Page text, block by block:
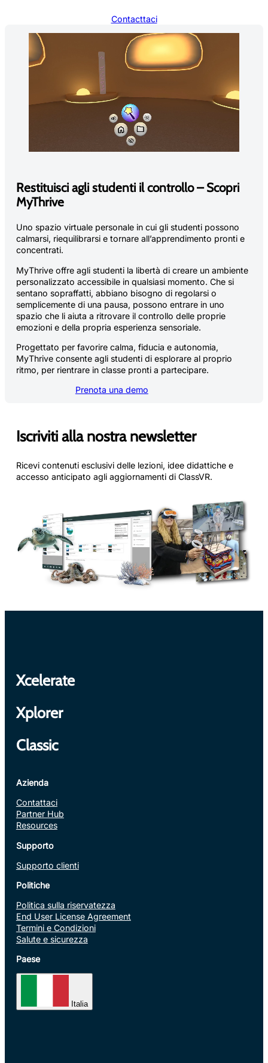
Contacttaci
Restituisci agli studenti il controllo – Scopri
MyThrive
Uno spazio virtuale personale in cui gli studenti possono
calmarsi, riequilibrarsi e tornare all’apprendimento pronti e
concentrati.
MyThrive offre agli studenti la libertà di creare un ambiente
personalizzato accessibile in qualsiasi momento. Che si
sentano sopraffatti, abbiano bisogno di regolarsi o
semplicemente di una pausa, possono entrare in uno
spazio che li aiuta a ritrovare il controllo delle proprie
emozioni e della propria esperienza sensoriale.
Progettato per favorire calma, fiducia e autonomia,
MyThrive consente agli studenti di esplorare al proprio
ritmo, per rientrare in classe pronti a partecipare.
Prenota una demo
Iscriviti alla nostra newsletter
Ricevi contenuti esclusivi delle lezioni, idee didattiche e
accesso anticipato agli aggiornamenti di ClassVR.
Xcelerate
Xplorer
Classic
Azienda
Contattaci
Partner Hub
Resources
Supporto
Supporto clienti
Politiche
Politica sulla riservatezza
End User License Agreement
Termini e Condizioni
Salute e sicurezza
Paese
Italia